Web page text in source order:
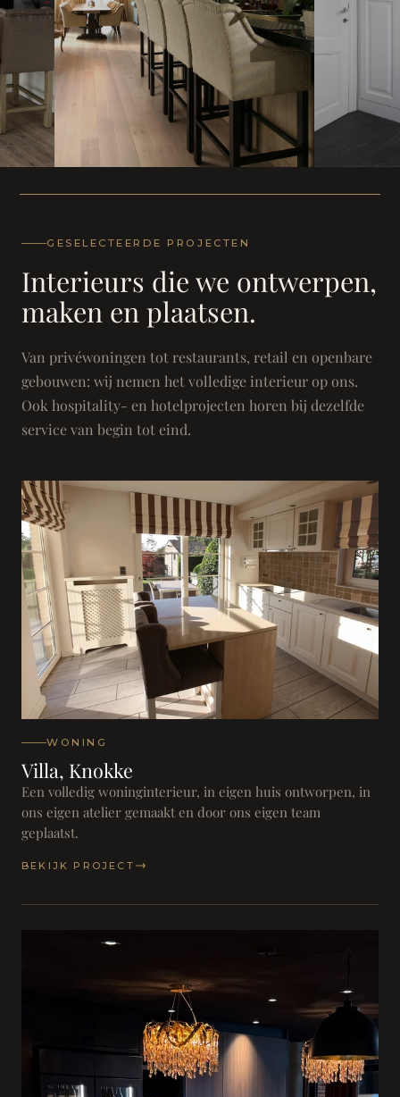
Landhuis - Grimbergen
GESELECTEERDE PROJECTEN
Interieurs die we ontwerpen,
maken en plaatsen.
Van privéwoningen tot restaurants, retail en openbare
gebouwen: wij nemen het volledige interieur op ons.
Ook hospitality- en hotelprojecten horen bij dezelfde
service van begin tot eind.
WONING
Villa, Knokke
Een volledig woninginterieur, in eigen huis ontworpen, in
ons eigen atelier gemaakt en door ons eigen team
geplaatst.
BEKIJK PROJECT